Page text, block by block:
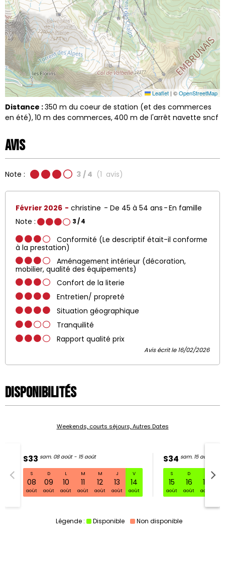
Leaflet | ©OpenStreetMap
Distance :350 m du coeur de station (et des commerces
en été) 10 m des commerces 400 m de l'arrêt navette sncf
Avis
Note : 3 / 4 (1 avis)
Février 2026 christine De 45 à 54 ans
En famille
Note :
3/ 4
Conformité (Le descriptif était-il conforme
à la prestation)
Aménagement intérieur (décoration,
mobilier, qualité des équipements)
Confort de la literie
Entretien/ propreté
Situation géographique
Tranquilité
Rapport qualité prix
Avis écrit le 16/02/2026
Disponibilités
Weekends, courts séjours, Autres Dates
S33 sam. 08 août - 15 août
S
08
août
D
09
août
L
10
août
M
11
août
M
12
août
J
13
août
V
14
août
S34 sam. 15 août -
S
15
août
D
16
août
17
août
S33 sam. 08 août - 15 août
Légende : Disponible Non disponible